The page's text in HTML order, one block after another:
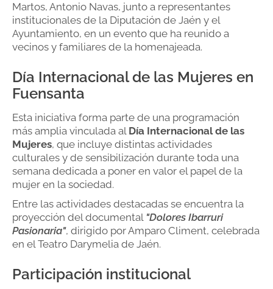
Martos, Antonio Navas, junto a representantes
institucionales de la Diputación de Jaén y el
Ayuntamiento, en un evento que ha reunido a
vecinos y familiares de la homenajeada.
Día Internacional de las Mujeres en
Fuensanta
Esta iniciativa forma parte de una programación
más amplia vinculada al Día Internacional de las
Mujeres, que incluye distintas actividades
culturales y de sensibilización durante toda una
semana dedicada a poner en valor el papel de la
mujer en la sociedad.
Entre las actividades destacadas se encuentra la
proyección del documental "Dolores Ibarruri
Pasionaria", dirigido por Amparo Climent, celebrada
en el Teatro Darymelia de Jaén.
Participación institucional